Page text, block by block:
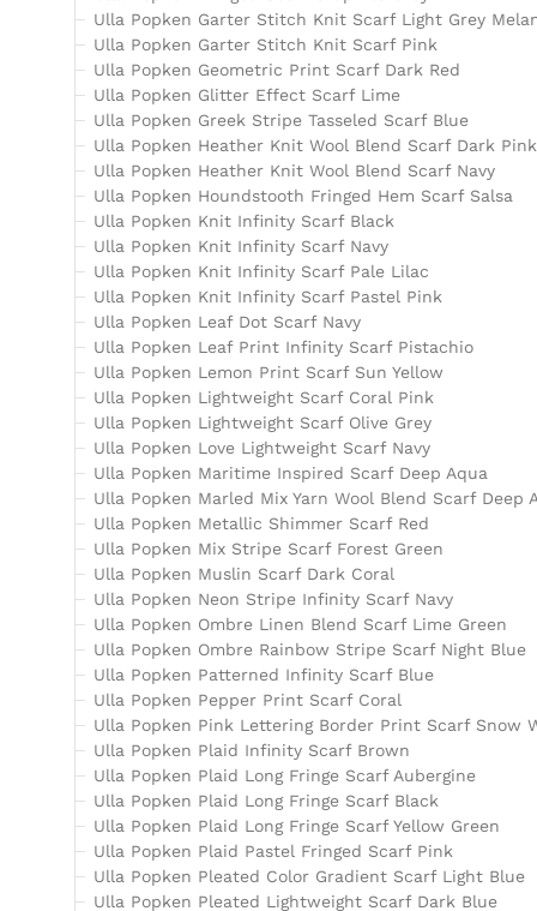
Ulla Popken Garter Stitch Knit Scarf Light Grey
Ulla Popken Garter Stitch Knit Scarf Pink
Ulla Popken Geometric Print Scarf Dark Red
Ulla Popken Glitter Effect Scarf Lime
Ulla Popken Greek Stripe Tasseled Scarf Blue
Ulla Popken Heather Knit Wool Blend Scarf Dark Pink
Ulla Popken Heather Knit Wool Blend Scarf Navy
Ulla Popken Houndstooth Fringed Hem Scarf Salsa
Ulla Popken Knit Infinity Scarf Black
Ulla Popken Knit Infinity Scarf Navy
Ulla Popken Knit Infinity Scarf Pale Lilac
Ulla Popken Knit Infinity Scarf Pastel Pink
Ulla Popken Leaf Dot Scarf Navy
Ulla Popken Leaf Print Infinity Scarf Pistachio
Ulla Popken Lemon Print Scarf Sun Yellow
Ulla Popken Lightweight Scarf Coral Pink
Ulla Popken Lightweight Scarf Olive Grey
Ulla Popken Love Lightweight Scarf Navy
Ulla Popken Maritime Inspired Scarf Deep Aqua
Ulla Popken Marled Mix Yarn Wool Blend Scarf Deep
Ulla Popken Metallic Shimmer Scarf Red
Ulla Popken Mix Stripe Scarf Forest Green
Ulla Popken Muslin Scarf Dark Coral
Ulla Popken Neon Stripe Infinity Scarf Navy
Ulla Popken Ombre Linen Blend Scarf Lime Green
Ulla Popken Ombre Rainbow Stripe Scarf Night Blue
Ulla Popken Patterned Infinity Scarf Blue
Ulla Popken Pepper Print Scarf Coral
Ulla Popken Pink Lettering Border Print Scarf Snow
Ulla Popken Plaid Infinity Scarf Brown
Ulla Popken Plaid Long Fringe Scarf Aubergine
Ulla Popken Plaid Long Fringe Scarf Black
Ulla Popken Plaid Long Fringe Scarf Yellow Green
Ulla Popken Plaid Pastel Fringed Scarf Pink
Ulla Popken Pleated Color Gradient Scarf Light Blue
Ulla Popken Pleated Lightweight Scarf Dark Blue